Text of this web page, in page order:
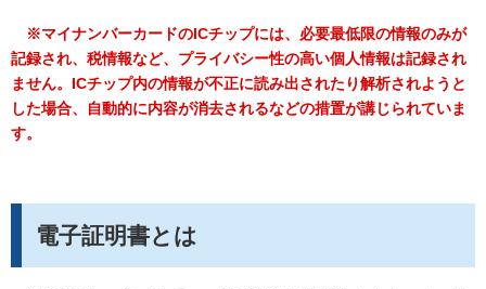
※マイナンバーカードのICチップには、必要最低限の情報のみが
記録され、税情報など、プライバシー性の高い個人情報は記録され
ません。ICチップ内の情報が不正に読み出されたり解析されようと
した場合、自動的に内容が消去されるなどの措置が講じられていま
す。
電子証明書とは